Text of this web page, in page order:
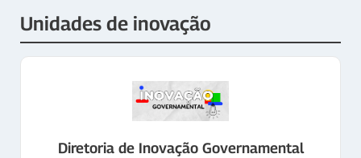
Unidades de inovação
Diretoria de Inovação Governamental